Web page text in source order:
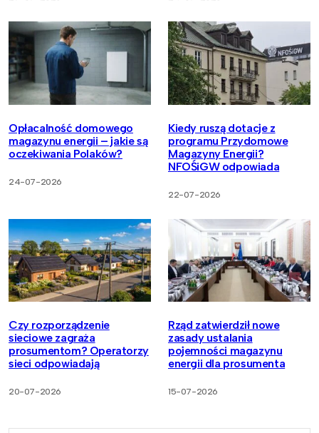
Opłacalność domowego
magazynu energii – jakie są
oczekiwania Polaków?
24-07-2026
Kiedy ruszą dotacje z
programu Przydomowe
Magazyny Energii?
NFOŚiGW odpowiada
22-07-2026
Czy rozporządzenie
sieciowe zagraża
prosumentom? Operatorzy
sieci odpowiadają
20-07-2026
Rząd zatwierdził nowe
zasady ustalania
pojemności magazynu
energii dla prosumenta
15-07-2026